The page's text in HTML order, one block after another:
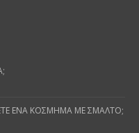
ΈΝΑ ΚΌΣΜΗΜΑ ΜΕ ΣΜΆΛΤΟ;